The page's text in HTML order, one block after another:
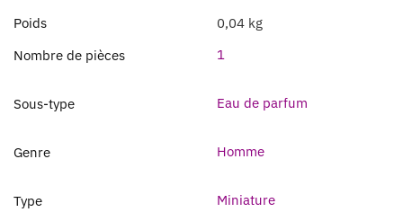
Poids
0,04 kg
Nombre de pièces
1
Sous-type Eau de parfum
Genre Homme
Type Miniature